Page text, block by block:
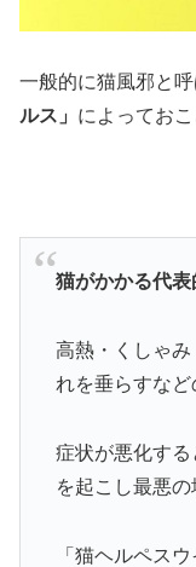
一般的に猫風邪と
ルス」 によっておこ
猫がかかる代表
高熱・くしゃ
れを垂らすなど
症状が悪化する
を起こし最悪の
「猫ヘルペス